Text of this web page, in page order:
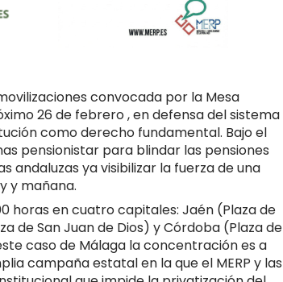
convocada por la Mesa
26 de febrero, en defensa del sistema
como derecho fundamental. Bajo el
pensionistar para blindar las pensiones
andaluzas ya visibilizar la fuerza de una
y mañana.
horas en cuatro capitales: Jaén (Plaza de
de San Juan de Dios) y Córdoba (Plaza de
caso de Málaga la concentración es a
campaña estatal en la que el MERP y las